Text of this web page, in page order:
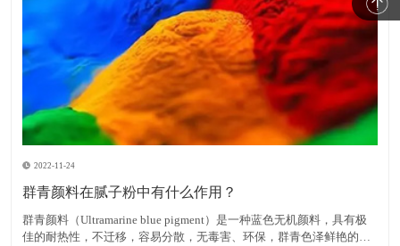
2022-11-24
群青颜料在腻子粉中有什么作用？
群青颜料（Ultramarine blue pigment）是一种蓝色无机颜料，具有极
佳的耐热性，不迁移，容易分散，无毒害、环保，群青色泽鲜艳的蓝